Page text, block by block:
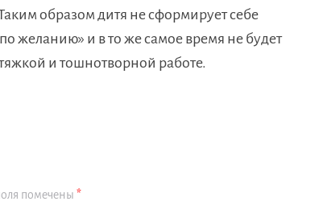
образом дитя не сформирует себе
желанию» и в то же самое время не будет
и тошнотворной работе.
помечены *